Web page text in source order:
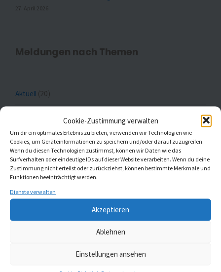
Cookie-Zustimmung verwalten
Um dir ein optimales Erlebnis zu bieten, verwenden wir Technologien wie
Cookies, um Geräteinformationen zu speichern und/oder darauf zuzugreifen.
Wenn du diesen Technologien zustimmst, können wir Daten wie das
Surfverhalten oder eindeutige IDs auf dieser Website verarbeiten. Wenn du deine
Zustimmung nicht erteilst oder zurückziehst, können bestimmte Merkmale und
Funktionen beeinträchtigt werden.
Dienste verwalten
Akzeptieren
Ablehnen
Einstellungen ansehen
27. April 2026
Meldungen nach Themen
Aktuell(20)
Kaleidoskop Kirchenmusik(1)
Kinder- und Jugendchöre(5)
Konzerte(5)